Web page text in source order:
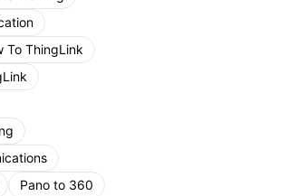
To ThingLink
Pano to 360